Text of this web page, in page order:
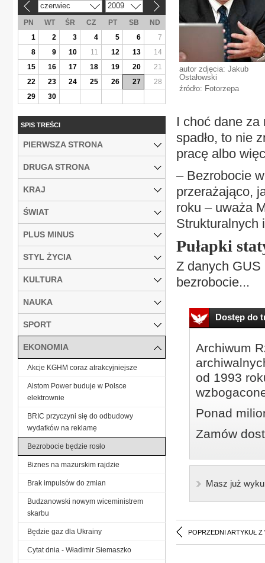
autor zdjęcia: Jakub
Ostałowski
źródło: Fotorzepa
I choć dane za
spadło, to nie
pracę albo
– Bezrobocie
przerażająco,
roku – uważa
Strukturalnych
Pułapki
Z danych
bezrobocie...
Dostęp do
Archiwum
od 1993
Ponad
Zamów
Masz już
POPRZEDNI ARTYKUŁ Z
czerwiec 2009
PN WT ŚR CZ PT SB
ND
1
2 3 4 5 6
7
8
9 10 11 12 13
14
15
16 17 18 19 20
21
22
23 24 25 26 27
28
29
30
SPIS TREŚCI
PIERWSZA STRONA
DRUGA STRONA
KRAJ
ŚWIAT
PLUS MINUS
STYL ŻYCIA
KULTURA
NAUKA
SPORT
EKONOMIA
Akcje KGHM coraz atrakcyjniejsze
Alstom Power buduje w Polsce
elektrownie
BRIC przyczyni się do odbudowy
wydatków na reklamę
Bezrobocie będzie rosło
Biznes na mazurskim rajdzie
Brak impulsów do zmian
Budzanowski nowym wiceministrem
skarbu
Będzie gaz dla Ukrainy
Cytat dnia - Władimir Siemaszko